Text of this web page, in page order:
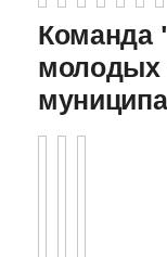
Команда
молодых